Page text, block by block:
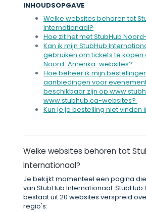
INHOUDSOPGAVE
Welke websites behoren tot
Internationaal?
Hoe zit het met StubHub
Kan ik mijn StubHub
gebruiken om tickets te kopen
Noord-Amerika-websites?
Hoe beheer ik mijn
aanbiedingen voor
beschikbaar zijn op
www.stubhub.ca-websites?
Kun je je bestelling niet vinden
Welke websites behoren tot
Internationaal?
Je bekijkt momenteel een pagina
van StubHub Internationaal.
bestaat uit 20 websites verspreid
regio's: